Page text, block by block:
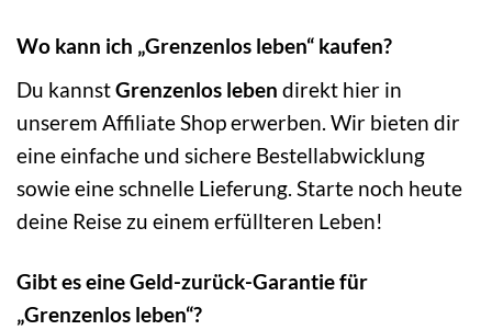
Wo kann ich „Grenzenlos leben“ kaufen?
Du kannstGrenzenlos leben direkt hier in
unserem Affiliate Shop erwerben. Wir bieten dir
eine einfache und sichere Bestellabwicklung
sowie eine schnelle Lieferung. Starte noch heute
deine Reise zu einem erfüllteren Leben!
Gibt es eine Geld-zurück-Garantie für
„Grenzenlos leben“?